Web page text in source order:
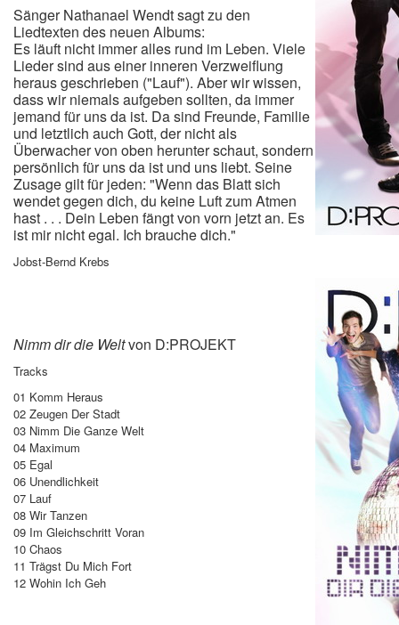
Sänger Nathanael Wendt sagt zu den
Liedtexten des neuen Albums:
Es läuft nicht immer alles rund im Leben. Viele
Lieder sind aus einer inneren Verzweiflung
heraus geschrieben ("Lauf"). Aber wir wissen,
dass wir niemals aufgeben sollten, da immer
jemand für uns da ist. Da sind Freunde, Familie
und letztlich auch Gott, der nicht als
Überwacher von oben herunter schaut, sondern
persönlich für uns da ist und uns liebt. Seine
Zusage gilt für jeden: "Wenn das Blatt sich
wendet gegen dich, du keine Luft zum Atmen
hast . . . Dein Leben fängt von vorn jetzt an. Es
ist mir nicht egal. Ich brauche dich."
Jobst-Bernd Krebs
Nimm dir die Weltvon D:PROJEKT
Tracks
01 Komm Heraus
02 Zeugen Der Stadt
03 Nimm Die Ganze Welt
04 Maximum
05 Egal
06 Unendlichkeit
07 Lauf
08 Wir Tanzen
09 Im Gleichschritt Voran
10 Chaos
11 Trägst Du Mich Fort
12 Wohin Ich Geh